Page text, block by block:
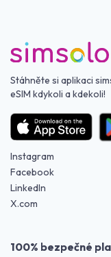
Stáhněte si aplikaci
eSIM kdykoli a kdekoli!
Instagram
Facebook
LinkedIn
X.com
100% bezpečné